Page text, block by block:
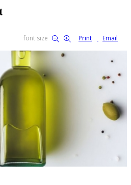
font size
Print Email